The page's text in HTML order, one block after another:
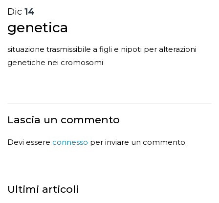
Dic 14
genetica
situazione trasmissibile a figli e nipoti per alterazioni
genetiche nei cromosomi
Lascia un commento
Devi essere connesso per inviare un commento.
Ultimi articoli